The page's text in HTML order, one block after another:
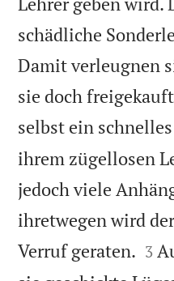
schädliche
Damit verleugnen
sie doch
selbst ein
ihrem zügellosen
jedoch viele
ihretwegen wird
Verruf geraten. 

3